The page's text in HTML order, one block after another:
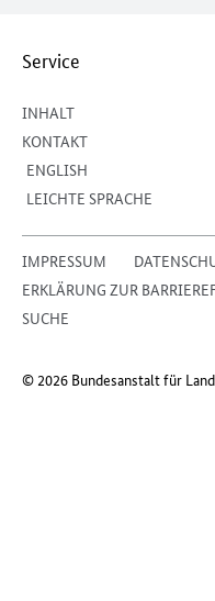
Service
INHALT
KONTAKT
ENGLISH
LEICHTE SPRACHE
IMPRESSUM
ERKLÄRUNG ZUR
SUCHE
© 2026 Bundesanstalt für